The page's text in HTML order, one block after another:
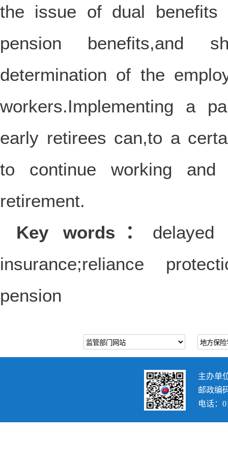
the issue of dual
pension benefits,and
determination of the
workers.Implementing a
early retirees can,to a
to continue working
retirement.
Key words： delayed
insurance;reliance
pension
主办单
邮政编
电话：